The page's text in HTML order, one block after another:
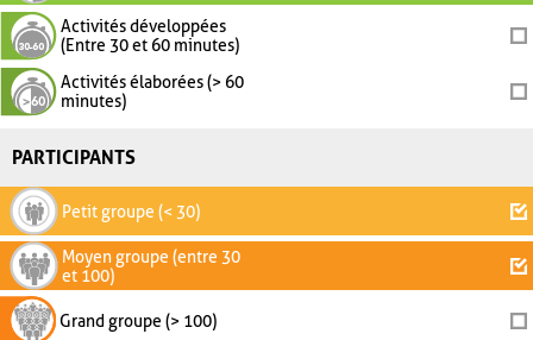
Activités développées
(Entre 30 et 60 minutes)
Activités élaborées (> 60
minutes)
PARTICIPANTS
Petit groupe (< 30)
Moyen groupe (entre 30
et 100)
Grand groupe (> 100)